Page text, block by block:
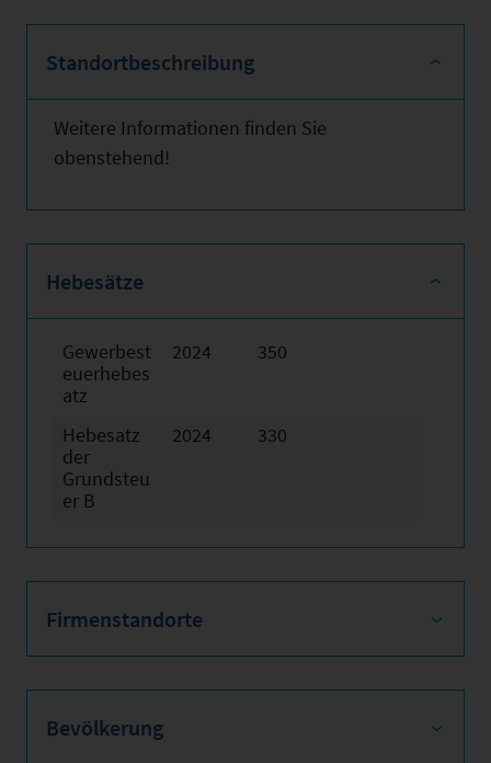
Standortbeschreibung
Weitere Informationen finden Sie
obenstehend!
Hebesätze
Gewerbest
euerhebes
atz
2024 350
Hebesatz
der
Grundsteu
er B
2024 330
Firmenstandorte
Bevölkerung